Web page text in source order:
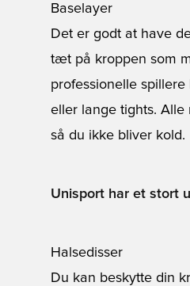
Baselayer
Det er godt at have
tæt på kroppen som
professionelle
eller lange tights. Alle
så du ikke bliver kold.
Unisport har et stort
Halsedisser
Du kan beskytte din